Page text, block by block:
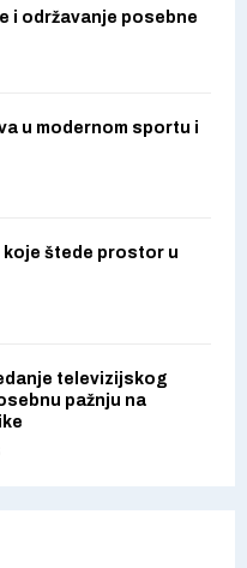
i održavanje posebne
u modernom sportu i
koje štede prostor u
televizijskog
pažnju na